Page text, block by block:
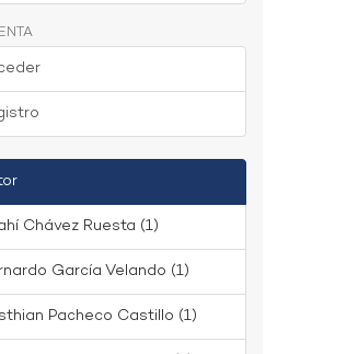
Chávez Ruesta (1)
García Velando (1)
Pacheco Castillo (1)